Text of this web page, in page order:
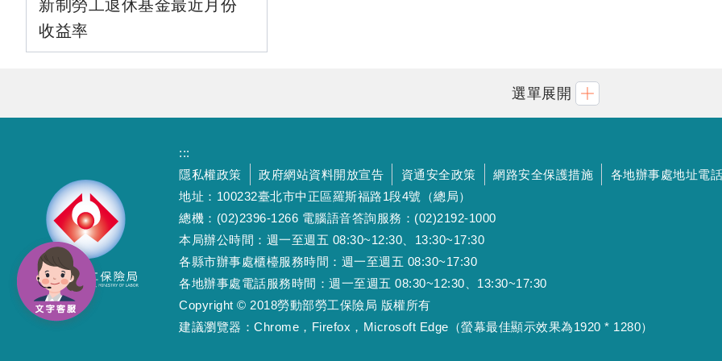
新制勞工退休基金最近月份
收益率
選單展開
:::
隱私權政策
政府網站資料開放宣告 資通安全政策 網路安全保護措施
各地辦事處地址電話
地址：100232臺北市中正區羅斯福路1段4號（總局）
總機：(02)2396-1266 電腦語音答詢服務：(02)2192-1000
本局辦公時間：週一至週五 08:30~12:30、13:30~17:30
各縣市辦事處櫃檯服務時間：週一至週五 08:30~17:30
各地辦事處電話服務時間：週一至週五 08:30~12:30、13:30~17:30
Copyright © 2018勞動部勞工保險局 版權所有
建議瀏覽器：Chrome，Firefox，Microsoft Edge（螢幕最佳顯示效果為1920 * 1280）